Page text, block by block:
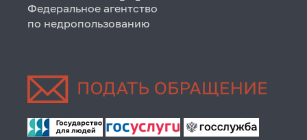
Федеральное агентство
по недропользованию